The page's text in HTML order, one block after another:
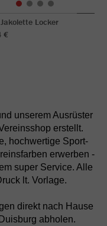
Jakolette Locker
€
unserem Ausrüster
erstellt.
hochwertige Sport-
erwerben -
super Service. Alle
lt. Vorlage.
direkt nach Hause
abholen.